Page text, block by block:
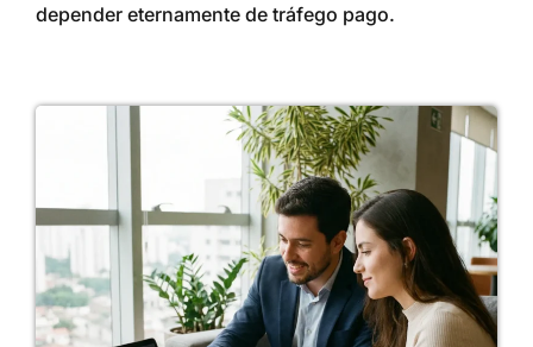
depender eternamente de tráfego pago.